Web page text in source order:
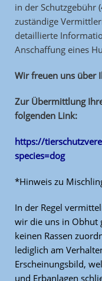
in der Schutzgebühr
zuständige
detaillierte
Anschaffung eines
Wir freuen uns über
Zur Übermittlung
folgenden Link:
https://
species=dog
*Hinweis zu
In der Regel
wir die uns in Obhut
keinen Rassen
lediglich am
Erscheinungsbild,
und Erbanlagen